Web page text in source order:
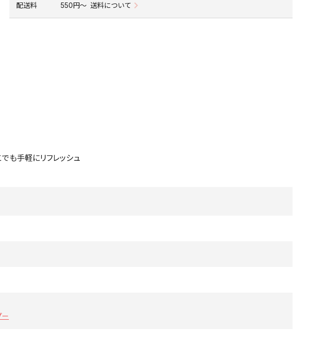
配送料 550円〜 送料について
も手軽にリフレッシュ
ー